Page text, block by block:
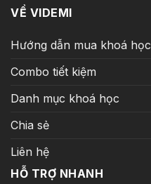
VỀ VIDEMI
Hướng dẫn mua khoá học
Combo tiết kiệm
Danh mục khoá học
Chia sẻ
Liên hệ
HỖ TRỢ NHANH